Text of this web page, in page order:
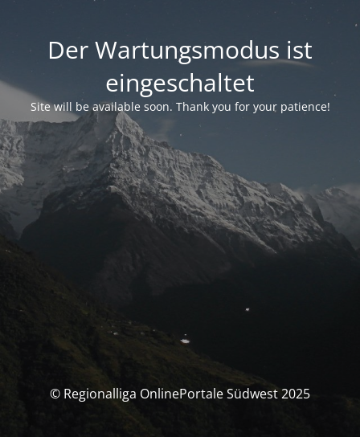
Der Wartungsmodus ist
eingeschaltet
Site will be available soon. Thank you for your patience!
© Regionalliga OnlinePortale Südwest 2025